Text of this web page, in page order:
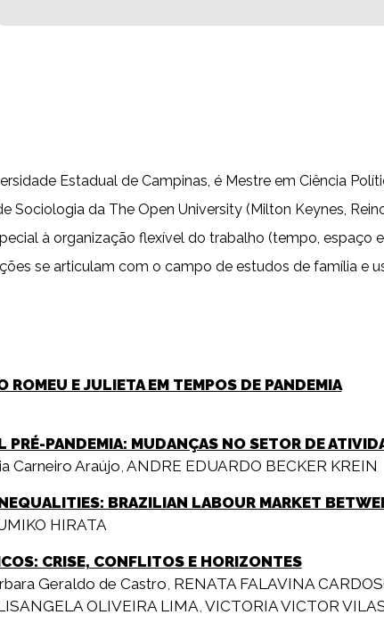
Estadual de Campinas, é Mestre em Ciência
da The Open University (Milton Keynes,
à organização flexível do trabalho (tempo, espaço
se articulam com o campo de estudos de família e
ROMEU E JULIETA EM TEMPOS DE PANDEMIA
PRÉ-PANDEMIA: MUDANÇAS NO SETOR DE
Carneiro Araújo, ANDRE EDUARDO BECKER KREIN
BRAZILIAN LABOUR MARKET
HIRATA
CRISE, CONFLITOS E HORIZONTES
Geraldo de Castro, RENATA FALAVINA
OLIVEIRA LIMA, VICTORIA VICTOR